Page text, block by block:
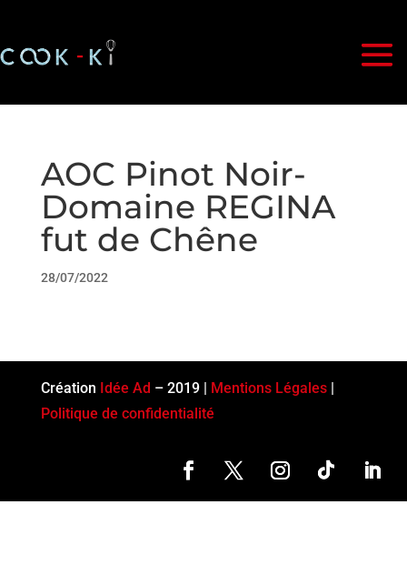
AOC Pinot Noir-
Domaine REGINA
fut de Chêne
28/07/2022
Création Idée Ad – 2019 | Mentions Légales|
Politique de confidentialité